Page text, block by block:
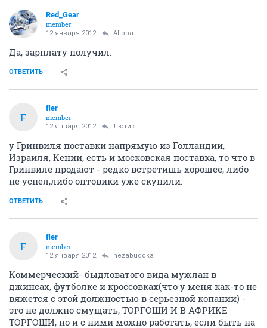
Red_Gear
member
12 января 2012 Alippa
Да, зарплату получил.
ОТВЕТИТЬ
F
fler
member
12 января 2012 Лютик
у Гринвиля поставки напрямую из Голландии,
Израиля, Кении, есть и московская поставка, то что в
Гринвиле продают - редко встретишь хорошее, либо
не успел,либо оптовики уже скупили.
ОТВЕТИТЬ
F
fler
member
12 января 2012 nezabuddka
Коммерческий- быдловатого вида мужлан в
джинсах, футболке и кроссовках(что у меня как-то не
вяжется с этой должностью в серьезной копании) -
это не должно смущать, ТОРГОШИ И В АФРИКЕ
ТОРГОШИ, но и с ними можно работать, если быть на